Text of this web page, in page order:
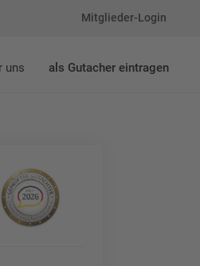
Mitglieder-Login
uns als Gutacher eintragen